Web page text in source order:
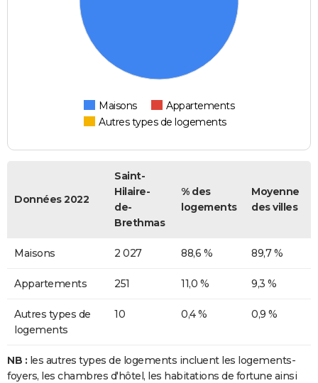
Maisons
Appartements
Autres types de logements
Données 2022
Saint-
Hilaire-
de-
Brethmas
% des
logements
Moyenne
des villes
Maisons 2 027 88,6 % 89,7 %
Appartements 251 11,0 % 9,3 %
Autres types de
logements
10 0,4 % 0,9 %
NB : les autres types de logements incluent les logements-
foyers, les chambres d'hôtel, les habitations de fortune ainsi